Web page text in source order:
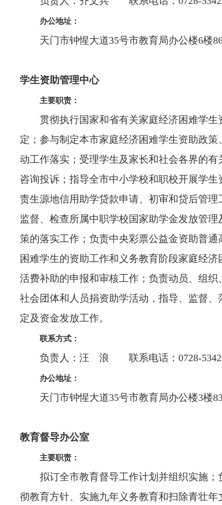
办公地址：
天门市钟惺大道35号市教育局办公楼6楼
学生资助管理中心
主要职责：
贯彻执行国家和省有关家庭经济困难学生
定；参与制定本市家庭经济困难学生资助政策
动工作落实；受理学生及家长和社会各界的有
咨询投诉；指导全市中小学校和职校开展学生
责生源地信用助学贷款申请、初审和贷后管理
监督、检查所属中职学校国家助学金发放管理
策的落实工作；负责中央彩票公益金资助普通
困难学生的资助工作和义务教育阶段家庭经济
活费补助的申报和审核工作；负责动员、组织
社会团体和人员捐资助学活动，指导、监督、
定及资金发放工作。
联系方式：
负责人：汪 浪 联系电话：0728-
办公地址：
天门市钟惺大道35号市教育局办公楼3楼
教育督导办公室
主要职责：
拟订全市教育督导工作计划并组织实施；
彻教育方针、实施九年义务教育和扫除青壮年